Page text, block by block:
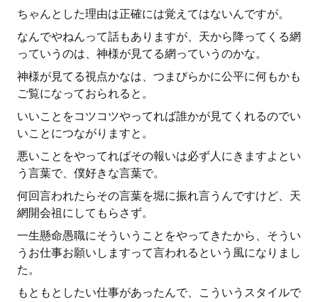
ちゃんとした理由は正確には覚えてはないんですが。
なんでやねんって話もありますが、天から降ってくる網
っていうのは、神様が見てる網っていうのかな。
神様が見てる視点かなは、つまびらかに公平に何もかも
ご覧になっておられると。
いいことをコツコツやってれば誰かが見てくれるのでい
いことにつながりますと。
悪いことをやってればその報いは必ず人にきますよとい
う言葉で、僕好きな言葉で。
何回言われたらその言葉を堀に振れ言うんですけど、天
網開会祖にしてもらさず。
一生懸命愚職にそういうことをやってきたから、そうい
うお仕事お願いしますって言われるという風になりまし
た。
もともとしたい仕事があったんで、こういうスタイルで